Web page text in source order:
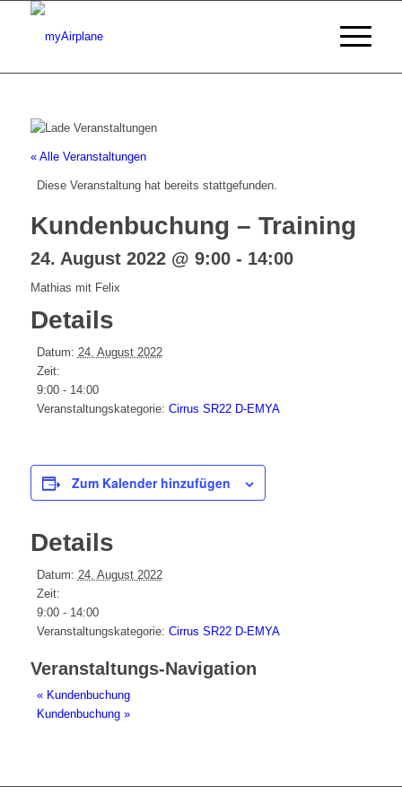
« Alle Veranstaltungen
Diese Veranstaltung hat bereits stattgefunden.
Kundenbuchung – Training
24. August 2022 @ 9:00- 14:00
Mathias mit Felix
Details
Datum: 24. August 2022
Zeit:
9:00 - 14:00
Veranstaltungskategorie: Cirrus SR22 D-EMYA
Zum Kalender hinzufügen
Details
Datum: 24. August 2022
Zeit:
9:00 - 14:00
Veranstaltungskategorie: Cirrus SR22 D-EMYA
Veranstaltungs-Navigation
«Kundenbuchung
Kundenbuchung »